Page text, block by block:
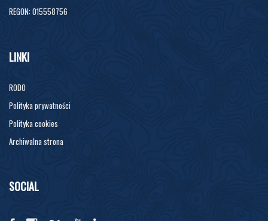
REGON: 015558756
LINKI
RODO
Polityka prywatności
Polityka cookies
Archiwalna strona
SOCIAL